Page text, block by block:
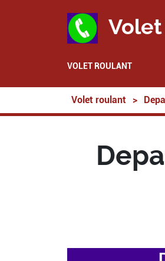
VOLET ROULANT
Volet roulant >